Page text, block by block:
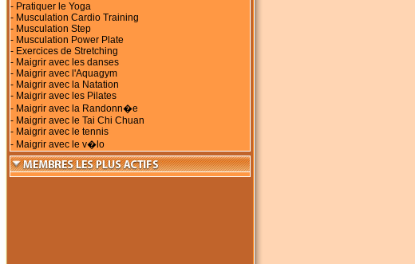
- Pratiquer le Yoga
- Musculation Cardio Training
- Musculation Step
- Musculation Power Plate
- Exercices de Stretching
- Maigrir avec les danses
- Maigrir avec l'Aquagym
- Maigrir avec la Natation
- Maigrir avec les Pilates
- Maigrir avec la Randonn�e
- Maigrir avec le Tai Chi Chuan
- Maigrir avec le tennis
- Maigrir avec le v�lo